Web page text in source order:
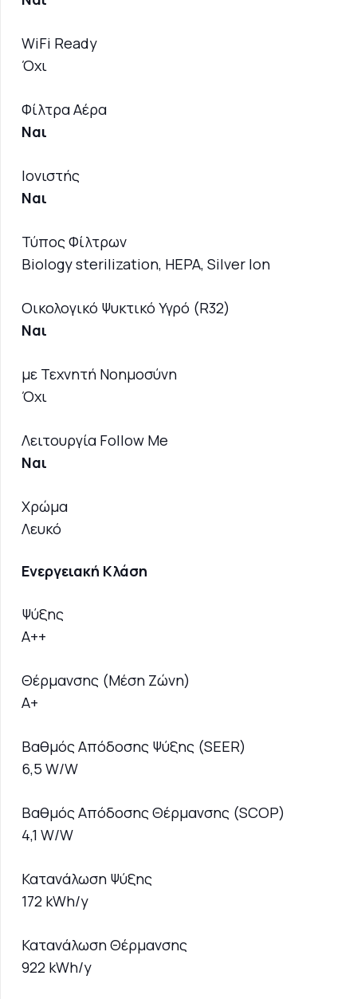
WiFi Ready
Όχι
Φίλτρα Αέρα
Ναι
Ιονιστής
Ναι
Τύπος Φίλτρων
Biology sterilization, HEPA, Silver Ion
Οικολογικό Ψυκτικό Υγρό (R32)
Ναι
με Τεχνητή Νοημοσύνη
Όχι
Λειτουργία Follow Me
Ναι
Χρώμα
Λευκό
Ενεργειακή Κλάση
Ψύξης
A++
Θέρμανσης (Μέση Ζώνη)
A+
Βαθμός Απόδοσης Ψύξης (SEER)
6,5 W/W
Βαθμός Απόδοσης Θέρμανσης (SCOP)
4,1 W/W
Κατανάλωση Ψύξης
172 kWh/y
Κατανάλωση Θέρμανσης
922 kWh/y